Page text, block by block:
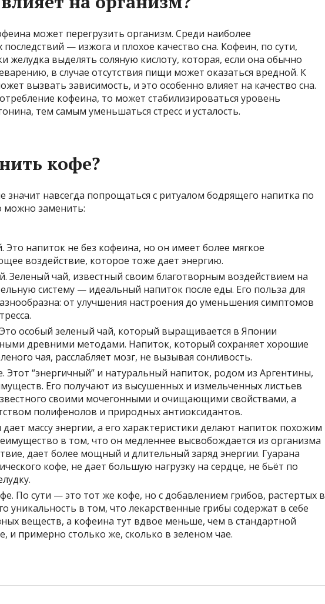
может перегрузить организм. Среди наиболее
— изжога и плохое качество сна. Кофеин, по сути,
желудка выделять соляную кислоту, которая, если она обычно
в случае отсутствия пищи может оказаться вредной. К
вызвать зависимость, и это особенно влияет на качество сна.
кофеина, то может стабилизироваться уровень
тем самым уменьшаться стресс и усталость.
кофе?
значит навсегда попрощаться с ритуалом бодрящего напитка по
можно заменить:
Это напиток не без кофеина, но он имеет более мягкое
воздействие, которое тоже дает энергию.
Зеленый чай, известный своим благотворным воздействием на
систему — идеальный напиток после еды. Его польза для
от улучшения настроения до уменьшения симптомов
особый зеленый чай, который выращивается в Японии
древними методами. Напиток, который сохраняет хорошие
чая, расслабляет мозг, не вызывая сонливость.
Этот “энергичный” и натуральный напиток, родом из Аргентины,
Его получают из высушенных и измельченных листьев
своими мочегонными и очищающими свойствами, а
полифенолов и природных антиоксидантов.
дает массу энергии, а его характеристики делают напиток похожим
в том, что он медленнее высвобождается из организма
дает более мощный и длительный заряд энергии. Гуарана
кофе, не дает большую нагрузку на сердце, не бьёт по
По сути — это тот же кофе, но с добавлением грибов, растертых в
уникальность в том, что лекарственные грибы содержат в себе
веществ, а кофеина тут вдвое меньше, чем в стандартной
и примерно столько же, сколько в зеленом чае.